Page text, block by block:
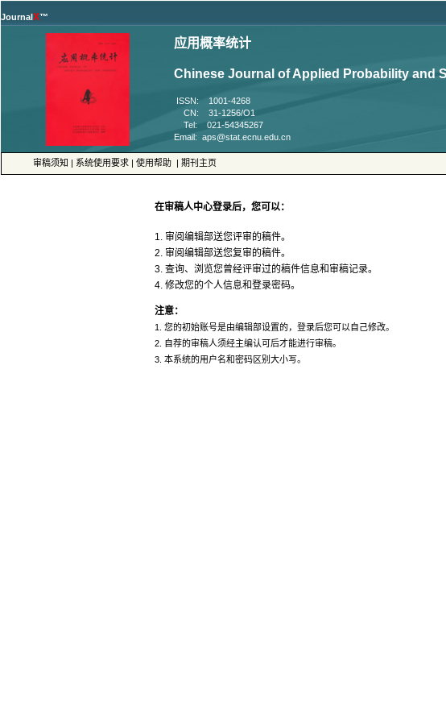
™
ISSN: 1001-4268
CN: 31-1256/O1
Tel: 021-54345267
| | |
4. 修改您的个人信息和登录密码。